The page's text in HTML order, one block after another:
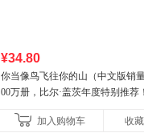
¥34.80
你当像鸟飞往你的山（中文版销
00万册，比尔·盖茨年度特别推荐
比你听说的还要
加入购物车 收藏